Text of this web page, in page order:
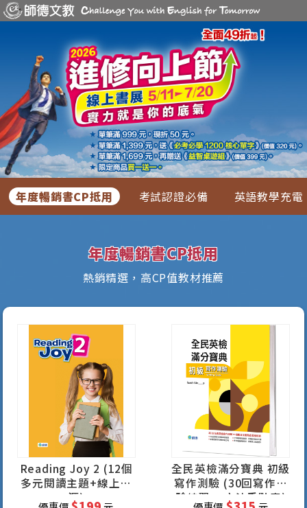
年度暢銷書CP抵用 考試認證必備 英語教學充電
年度暢銷書CP抵用
熱銷精選，高CP值教材推薦
Reading Joy 2 (12個
多元閱讀主題+線上資
源)
全民英檢滿分寶典 初級
寫作測驗 (30回寫作測
驗練習 + 文法重點表)